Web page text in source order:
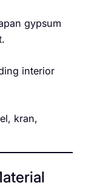
gypsum
interior
kran,